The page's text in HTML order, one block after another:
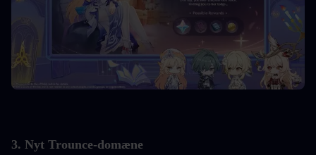
3. Nyt Trounce-domæne